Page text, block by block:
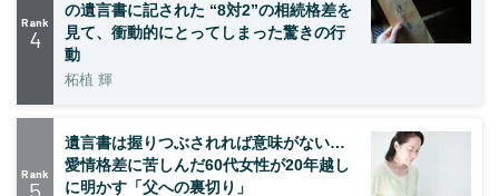
Rank
4
の遺言書に記された “8対2”の相続格差を
見て、衝動的にとってしまった驚きの行
動
柘植 輝
Rank
遺言書は握りつぶされれば意味がない…
愛情格差に苦しんだ60代女性が20年越し
に明かす「父への裏切り」